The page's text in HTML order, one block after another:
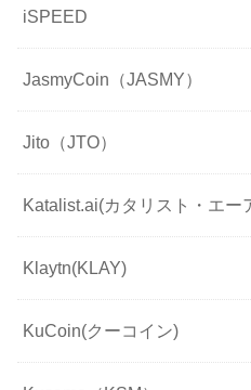
iSPEED
JasmyCoin（JASMY）
Jito（JTO）
Katalist.ai(カタリスト・エー
Klaytn(KLAY)
KuCoin(クーコイン)